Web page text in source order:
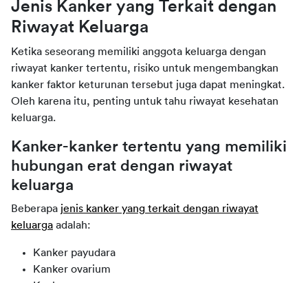
Jenis Kanker yang Terkait dengan
Riwayat Keluarga
Ketika seseorang memiliki anggota keluarga dengan
riwayat kanker tertentu, risiko untuk mengembangkan
kanker faktor keturunan tersebut juga dapat meningkat.
Oleh karena itu, penting untuk tahu riwayat kesehatan
keluarga.
Kanker-kanker tertentu yang memiliki
hubungan erat dengan riwayat
keluarga
Beberapa jenis kanker yang terkait dengan riwayat
keluarga adalah:
Kanker payudara
Kanker ovarium